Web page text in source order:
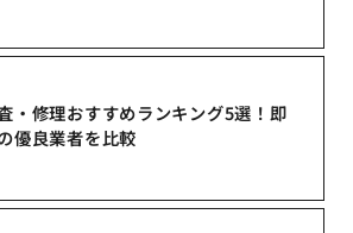
・修理おすすめランキング5選！即
優良業者を比較